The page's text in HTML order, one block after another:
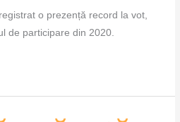
o prezență record la vot,
de participare din 2020.